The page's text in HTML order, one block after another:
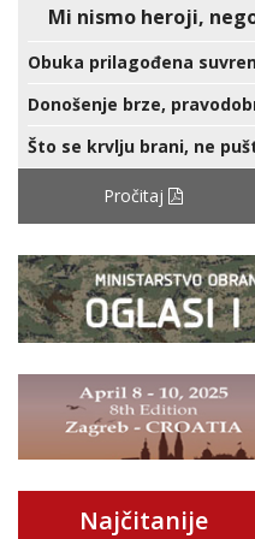
Mi nismo heroji,
Obuka prilagođena
Donošenje brze,
Što se krvlju brani, ne
Pročitaj
Najčitanije